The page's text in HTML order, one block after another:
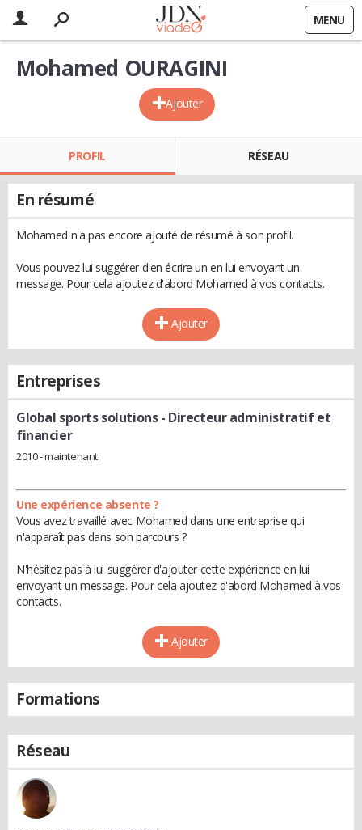
MENU
Ajouter
Mohamed OURAGINI
PROFIL RÉSEAU
En résumé
Mohamed n'a pas encore ajouté de résumé à son profil.
Vous pouvez lui suggérer d'en écrire un en lui envoyant un
message. Pour cela ajoutez d'abord Mohamed à vos contacts.
Ajouter
Entreprises
Global sports solutions- Directeur administratif et
financier
2010 - maintenant
Une expérience absente ?
Vous avez travaillé avec Mohamed dans une entreprise qui
n'apparaît pas dans son parcours ?
N'hésitez pas à lui suggérer d'ajouter cette expérience en lui
envoyant un message. Pour cela ajoutez d'abord Mohamed à vos
contacts.
Ajouter
Formations
Réseau